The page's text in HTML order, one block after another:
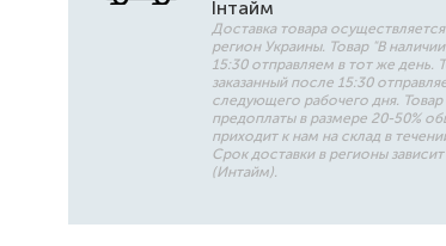
Інтайм
Доставка товара
регион Украины. Товар "В
15:30 отправляем в тот же день.
заказанный после 15:30
следующего рабочего дня. Товар
предоплаты в размере 20-50%
приходит к нам на склад в
Срок доставки в регионы
(Интайм).